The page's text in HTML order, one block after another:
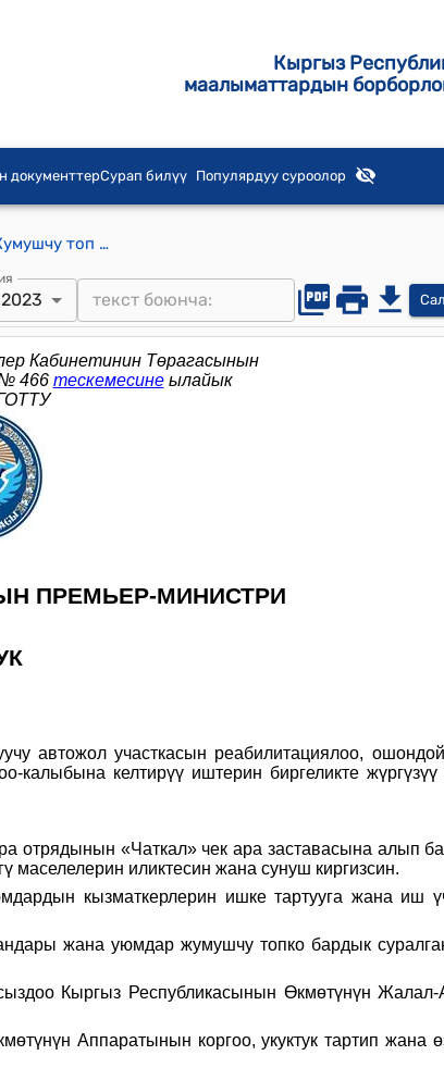
Кыргыз
маалыматтардын
документтерСурап билүү Популярдуу суроолор
КР Премьер-министринин 2013-жылдын 12-августундагы № 388 (Жумушчу топ түзүү боюнча) буйругу